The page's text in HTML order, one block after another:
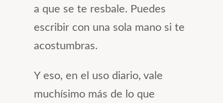
a que se te resbale. Puedes
escribir con una sola mano si te
acostumbras.
Y eso, en el uso diario, vale
muchísimo más de lo que